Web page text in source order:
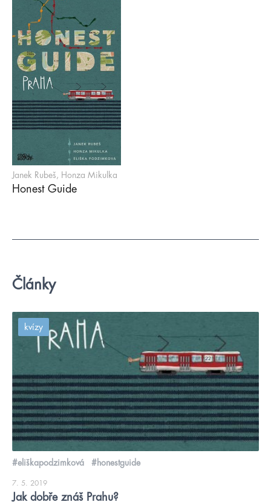
Janek Rubeš, Honza Mikulka
Honest Guide
Články
kvízy
#eliškapodzimková #honestguide
7. 5. 2019
Jak dobře znáš Prahu?